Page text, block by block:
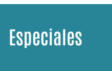
Especiales